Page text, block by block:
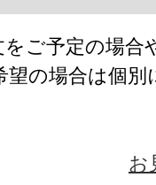
ご予定の場合
の場合は個別
お